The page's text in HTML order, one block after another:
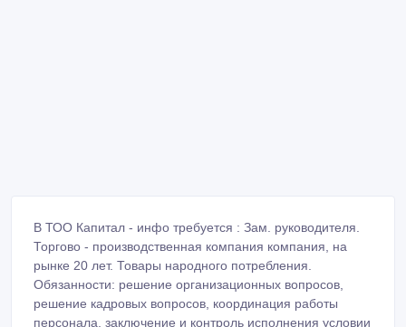
В ТОО Капитал - инфо требуется : Зам. руководителя.
Торгово - производственная компания компания, на
рынке 20 лет. Товары народного потребления.
Обязанности: решение организационных вопросов,
решение кадровых вопросов, координация работы
персонала, заключение и контроль исполнения условии